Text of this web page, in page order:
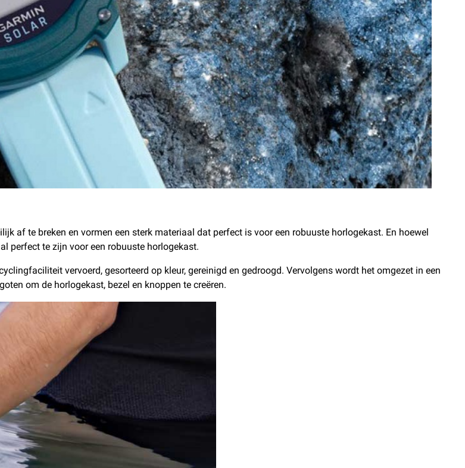
af te breken en vormen een sterk materiaal dat perfect is voor een robuuste horlogekast. En hoewel
perfect te zijn voor een robuuste horlogekast.
vervoerd, gesorteerd op kleur, gereinigd en gedroogd. Vervolgens wordt het omgezet in een
om de horlogekast, bezel en knoppen te creëren.